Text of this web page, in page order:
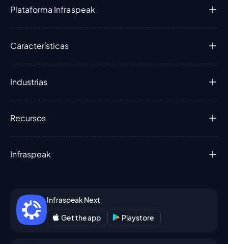
Plataforma Infraspeak
Características
Industrias
Recursos
Infraspeak
Infraspeak Next
Get the app
Playstore